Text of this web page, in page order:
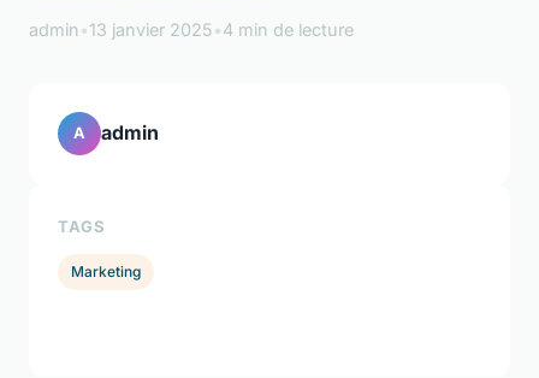
admin•13 janvier 2025•4 min de lecture
A admin
TAGS
Marketing